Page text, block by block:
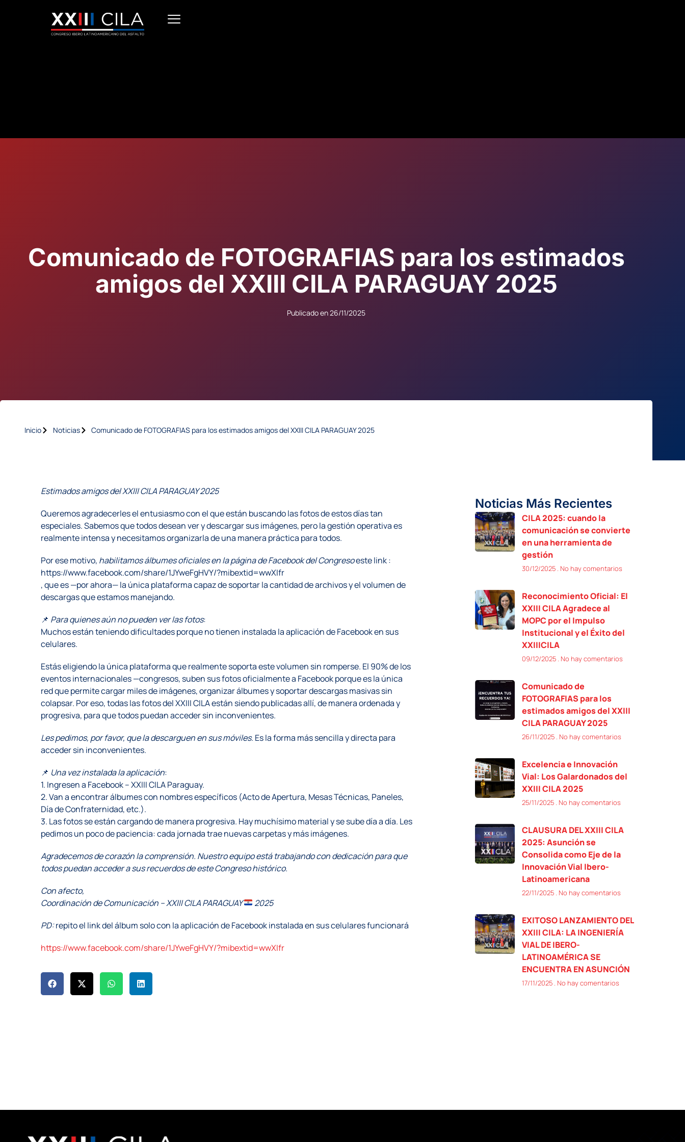
Comunicado de FOTOGRAFIAS para los estimados
amigos del XXIII CILA PARAGUAY 2025
Publicado en26/11/2025
Inicio Noticias Comunicado de FOTOGRAFIAS para los estimados amigos del XXIII CILA PARAGUAY 2025
Estimados amigos del XXIII CILA PARAGUAY 2025
Queremos agradecerles el entusiasmo con el que están buscando las fotos de estos días tan
especiales. Sabemos que todos desean ver y descargar sus imágenes, pero la gestión operativa es
realmente intensa y necesitamos organizarla de una manera práctica para todos.
Por ese motivo, habilitamos álbumes oficiales en la página de Facebook del Congresoeste link :
https://www.facebook.com/share/1JYweFgHVY/?mibextid=wwXIfr
, que es —por ahora— la única plataforma capaz de soportar la cantidad de archivos y el volumen de
descargas que estamos manejando.
📌 Para quienes aún no pueden ver las fotos:
Muchos están teniendo dificultades porque no tienen instalada la aplicación de Facebook en sus
celulares.
Estás eligiendo la única plataforma que realmente soporta este volumen sin romperse. El 90% de los
eventos internacionales —congresos, suben sus fotos oficialmente a Facebook porque es la única
red que permite cargar miles de imágenes, organizar álbumes y soportar descargas masivas sin
colapsar. Por eso, todas las fotos del XXIII CILA están siendo publicadas allí, de manera ordenada y
progresiva, para que todos puedan acceder sin inconvenientes.
Les pedimos, por favor, que la descarguen en sus móviles. Es la forma más sencilla y directa para
acceder sin inconvenientes.
📌 Una vez instalada la aplicación:
1. Ingresen a Facebook – XXIII CILA Paraguay.
2. Van a encontrar álbumes con nombres específicos (Acto de Apertura, Mesas Técnicas, Paneles,
Día de Confraternidad, etc.).
3. Las fotos se están cargando de manera progresiva. Hay muchísimo material y se sube día a día. Les
pedimos un poco de paciencia: cada jornada trae nuevas carpetas y más imágenes.
Agradecemos de corazón la comprensión. Nuestro equipo está trabajando con dedicación para que
todos puedan acceder a sus recuerdos de este Congreso histórico.
Con afecto,
Coordinación de Comunicación – XXIII CILA PARAGUAY
2025
PD:repito el link del álbum solo con la aplicación de Facebook instalada en sus celulares funcionará
https://www.facebook.com/share/1JYweFgHVY/?mibextid=wwXIfr
Noticias Más Recientes
CILA 2025: cuando la
comunicación se convierte
en una herramienta de
gestión
30/12/2025 No hay comentarios
Reconocimiento Oficial: El
XXIII CILA Agradece al
MOPC por el Impulso
Institucional y el Éxito del
XXIIICILA
09/12/2025 No hay comentarios
Comunicado de
FOTOGRAFIAS para los
estimados amigos del XXIII
CILA PARAGUAY 2025
26/11/2025 No hay comentarios
Excelencia e Innovación
Vial: Los Galardonados del
XXIII CILA 2025
25/11/2025 No hay comentarios
CLAUSURA DEL XXIII CILA
2025: Asunción se
Consolida como Eje de la
Innovación Vial Ibero-
Latinoamericana
22/11/2025 No hay comentarios
EXITOSO LANZAMIENTO DEL
XXIII CILA: LA INGENIERÍA
VIAL DE IBERO-
LATINOAMÉRICA SE
ENCUENTRA EN ASUNCIÓN
17/11/2025 No hay comentarios